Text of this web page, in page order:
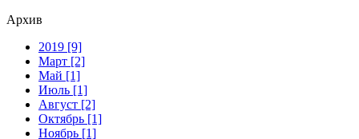
Архив
2019 [9]
Март [2]
Май [1]
Июль [1]
Август [2]
Октябрь [1]
Ноябрь [1]